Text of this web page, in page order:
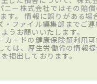
ニー株式会社ではその賠
す。 情報に誤りがある場
・ファイル編集部までご
うお願いいたします。
カードの健康保険証利用
ては、厚生労働省の情報提
掲出しております。